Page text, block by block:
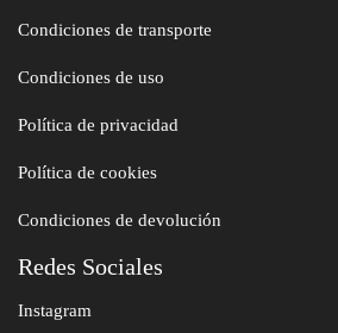
Condiciones de transporte
Condiciones de uso
Política de privacidad
Política de cookies
Condiciones de devolución
Redes Sociales
Instagram